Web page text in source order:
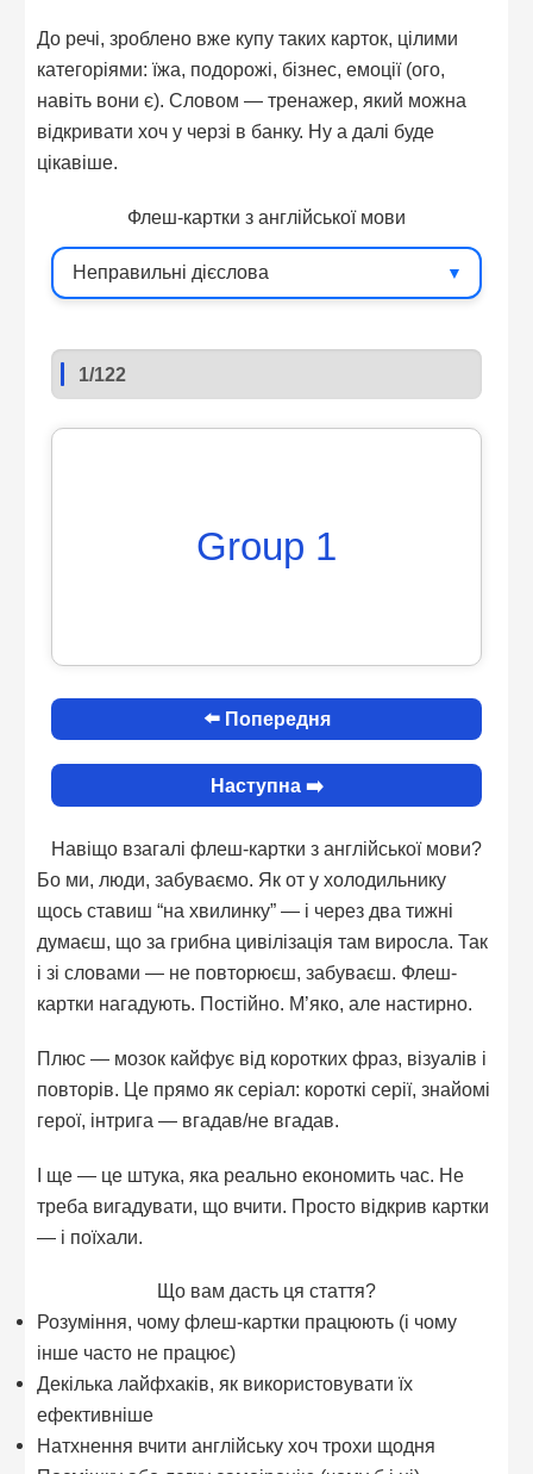
До речі, зроблено вже купу таких карток, цілими
категоріями: їжа, подорожі, бізнес, емоції (ого,
навіть вони є). Словом — тренажер, який можна
відкривати хоч у черзі в банку. Ну а далі буде
цікавіше.
Флеш-картки з англійської мови
1/122
Group 1
⬅️ Попередня
Наступна ➡️
Навіщо взагалі флеш-картки з англійської мови?
Бо ми, люди, забуваємо. Як от у холодильнику
щось ставиш “на хвилинку” — і через два тижні
думаєш, що за грибна цивілізація там виросла. Так
і зі словами — не повторюєш, забуваєш. Флеш-
картки нагадують. Постійно. М’яко, але настирно.
Плюс — мозок кайфує від коротких фраз, візуалів і
повторів. Це прямо як серіал: короткі серії, знайомі
герої, інтрига — вгадав/не вгадав.
І ще — це штука, яка реально економить час. Не
треба вигадувати, що вчити. Просто відкрив картки
— і поїхали.
Що вам дасть ця стаття?
Розуміння, чому флеш-картки працюють (і чому
інше часто не працює)
Декілька лайфхаків, як використовувати їх
ефективніше
Натхнення вчити англійську хоч трохи щодня